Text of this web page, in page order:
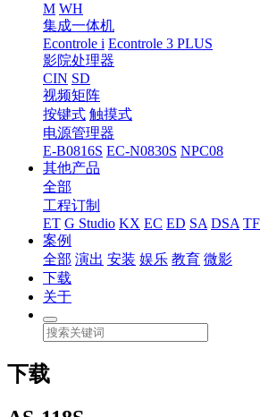
M WH
集成一体机
Econtrole i Econtrole 3 PLUS
影院处理器
CIN SD
视频矩阵
按键式 触摸式
电源管理器
E-B0816S EC-N0830S NPC08
其他产品
全部
工程订制
ET G Studio KX EC ED SA DSA TF
案例
全部 演出 安装 娱乐 教育 微影
下载
关于
下载